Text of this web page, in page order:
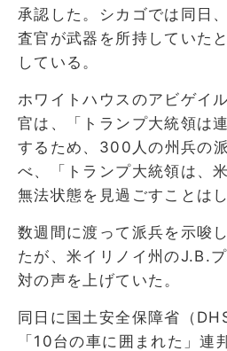
承認した。シカゴでは同日
査官が武器を所持していた
している。
ホワイトハウスのアビゲイ
官は、「トランプ大統領は
するため、300人の州兵の
べ、「トランプ大統領は、
無法状態を見過ごすことは
数週間に渡って派兵を示唆
たが、米イリノイ州のJ.B.
対の声を上げていた。
同日に国土安全保障省（
「10台の車に囲まれた」連